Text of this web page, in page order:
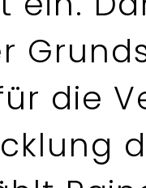
die